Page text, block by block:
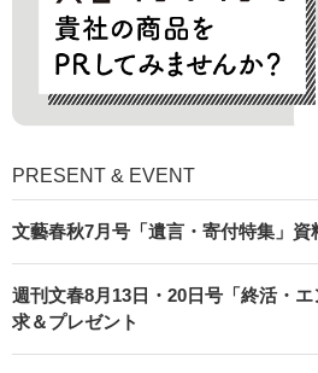
PRESENT & EVENT
文藝春秋7月号「遺言・寄付特集」資
週刊文春8月13日・20日号「終活・
求＆プレゼント